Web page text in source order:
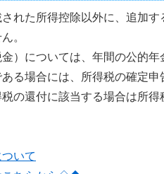
れた所得控除以外に、追加
。
）については、年間の公的
る場合には、所得税の確定
の還付に該当する場合は所得
いて